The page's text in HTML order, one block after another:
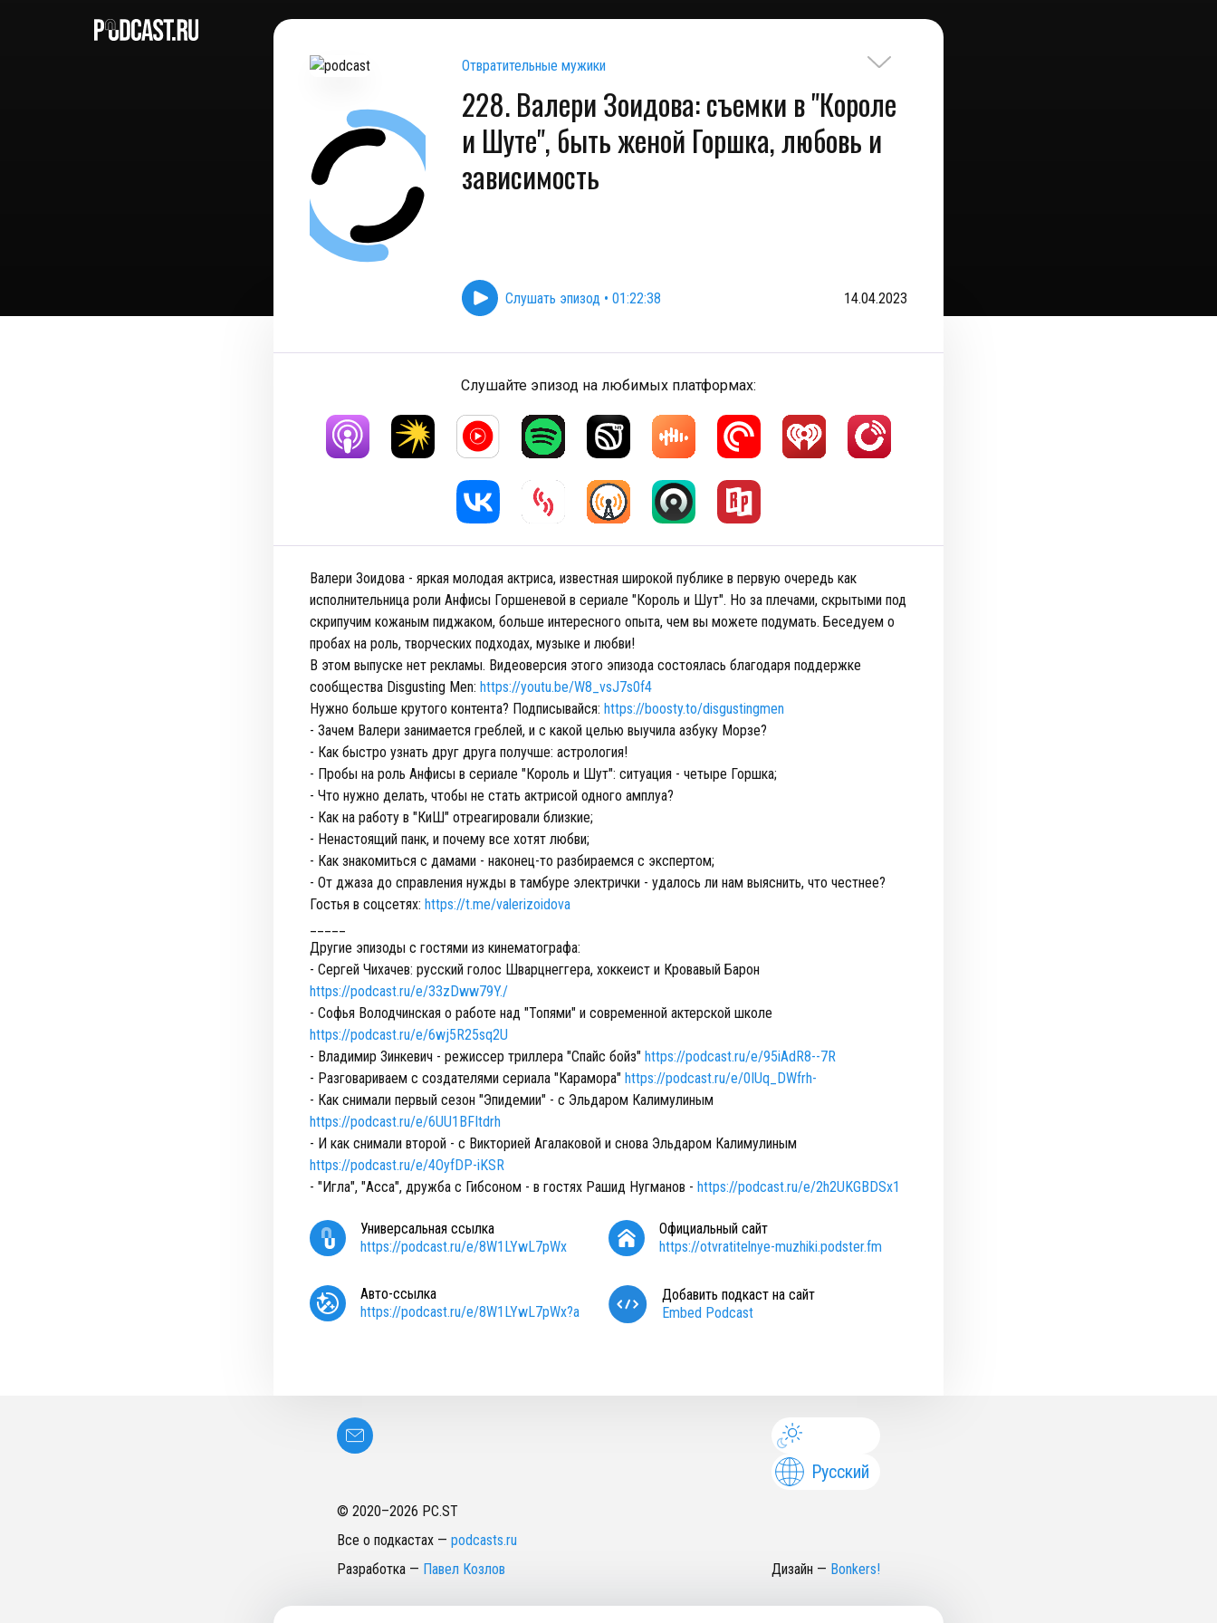
Отвратительные мужики
228. Валери Зоидова: съемки в "Короле
и Шуте", быть женой Горшка, любовь и
зависимость
Слушать эпизод • 01:22:38 14.04.2023
Слушайте эпизод на любимых платформах:
Валери Зоидова - яркая молодая актриса, известная широкой публике в первую очередь как
исполнительница роли Анфисы Горшеневой в сериале "Король и Шут". Но за плечами, скрытыми под
скрипучим кожаным пиджаком, больше интересного опыта, чем вы можете подумать. Беседуем о
пробах на роль, творческих подходах, музыке и любви!
В этом выпуске нет рекламы. Видеоверсия этого эпизода состоялась благодаря поддержке
сообщества Disgusting Men: https://youtu.be/W8_vsJ7s0f4
Нужно больше крутого контента? Подписывайся: https://boosty.to/disgustingmen
- Зачем Валери занимается греблей, и с какой целью выучила азбуку Морзе?
- Как быстро узнать друг друга получше: астрология!
- Пробы на роль Анфисы в сериале "Король и Шут": ситуация - четыре Горшка;
- Что нужно делать, чтобы не стать актрисой одного амплуа?
- Как на работу в "КиШ" отреагировали близкие;
- Ненастоящий панк, и почему все хотят любви;
- Как знакомиться с дамами - наконец-то разбираемся с экспертом;
- От джаза до справления нужды в тамбуре электрички - удалось ли нам выяснить, что честнее?
Гостья в соцсетях: https://t.me/valerizoidova
Другие эпизоды с гостями из кинематографа:
- Сергей Чихачев: русский голос Шварцнеггера, хоккеист и Кровавый Барон
https://podcast.ru/e/33zDww79Y./
- Софья Володчинская о работе над "Топями" и современной актерской школе
https://podcast.ru/e/6wj5R25sq2U
- Владимир Зинкевич - режиссер триллера "Спайс бойз" https://podcast.ru/e/95iAdR8--7R
- Разговариваем с создателями сериала "Карамора" https://podcast.ru/e/0IUq_DWfrh-
- Как снимали первый сезон "Эпидемии" - с Эльдаром Калимулиным
https://podcast.ru/e/6UU1BFItdrh
- И как снимали второй - с Викторией Агалаковой и снова Эльдаром Калимулиным
https://podcast.ru/e/4OyfDP-iKSR
- "Игла", "Асса", дружба с Гибсоном - в гостях Рашид Нугманов - https://podcast.ru/e/2h2UKGBDSx1
Универсальная ссылка
https://podcast.ru/e/8W1LYwL7pWx
Официальный сайт
https://otvratitelnye-muzhiki.podster.fm
Авто-ссылка
https://podcast.ru/e/8W1LYwL7pWx?a
Добавить подкаст на сайт
Embed Podcast
Русский
© 2020–2026 PC.ST
Все о подкастах — podcasts.ru
Разработка — Павел Козлов Дизайн — Bonkers!